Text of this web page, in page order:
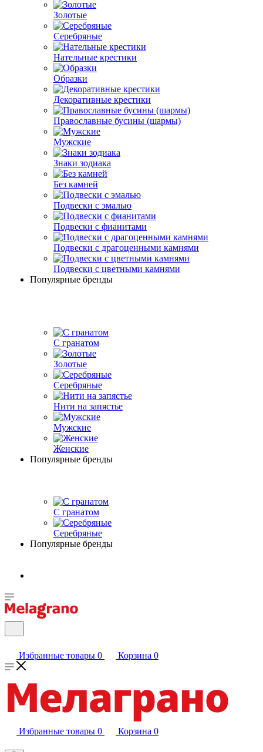
Золотые
Серебряные
Нательные крестики
Образки
Декоративные крестики
Православные бусины (шармы)
Мужские
Знаки зодиака
Без камней
Подвески с эмалью
Подвески с фианитами
Подвески с драгоценными камнями
Подвески с цветными камнями
Популярные бренды
С гранатом
Золотые
Серебряные
Нити на запястье
Мужские
Женские
Популярные бренды
С гранатом
Серебряные
Популярные бренды
Избранные товары 0 Корзина 0
Избранные товары 0 Корзина 0